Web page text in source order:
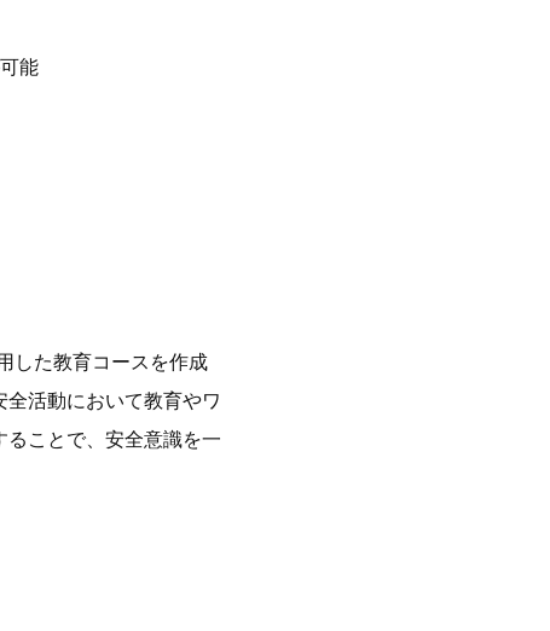
能
した教育コースを作成
活動において教育やワ
ことで、安全意識を一